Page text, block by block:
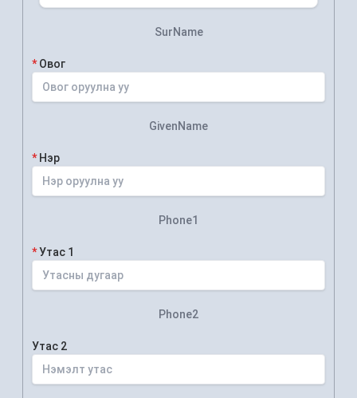
SurName
*Овог
GivenName
*Нэр
Phone1
*Утас 1
Phone2
Утас 2